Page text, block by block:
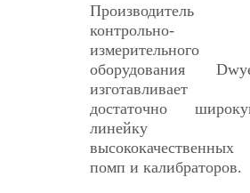
Производитель
контрольно-
измерительного
оборудования
изготавливает
достаточно
линейку
высококачественных
помп и калибраторов.